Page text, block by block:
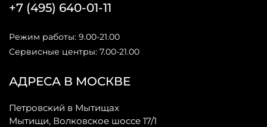
АДРЕСА В МОСКВЕ
Петровский в Мытищах
Мытищи, Волковское шоссе 17/1
+7 (495) 640-01-11
Режим работы: 9.00-21.00
Сервисные центры: 7.00-21.00